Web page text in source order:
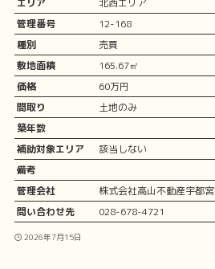
エリア
北西エリア
管理番号
12-168
種別
売買
敷地面積
165.67㎡
価格
60万円
間取り
土地のみ
築年数
補助対象エリア
該当しない
備考
管理会社
株式会社高山不動産宇都宮
問い合わせ先
028-678-4721
2026年7月15日